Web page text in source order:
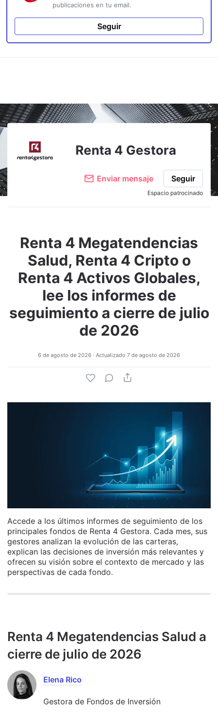
publicaciones en tu email.
Seguir
Renta 4 Gestora
Enviar mensaje Seguir
Espacio patrocinado
Renta 4 Megatendencias
Salud, Renta 4 Cripto o
Renta 4 Activos Globales,
lee los informes de
seguimiento a cierre de julio
de 2026
6 de agosto de 2026 · Actualizado 7 de agosto de 2026
Accede a los últimos informes de seguimiento de los
principales fondos de Renta 4 Gestora. Cada mes, sus
gestores analizan la evolución de las carteras,
explican las decisiones de inversión más relevantes y
ofrecen su visión sobre el contexto de mercado y las
perspectivas de cada fondo.
Renta 4 Megatendencias Salud a
cierre de julio de 2026
Elena Rico
Gestora de Fondos de Inversión